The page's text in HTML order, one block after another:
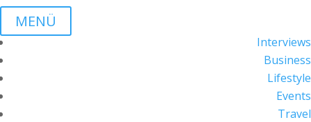
MENÜ
Interviews
Business
Lifestyle
Events
Travel